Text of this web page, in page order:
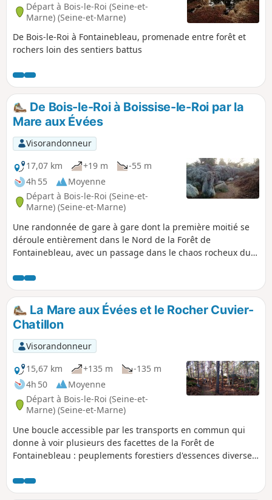
Départ à Bois-le-Roi (Seine-et-
Marne) (Seine-et-Marne)
De Bois-le-Roi à Fontainebleau, promenade entre forêt et
rochers loin des sentiers battus
De Bois-le-Roi à Boissise-le-Roi par la
Mare aux Évées
Visorandonneur
17,07 km
+19 m
-55 m
4h 55
Moyenne
Départ à Bois-le-Roi (Seine-et-
Marne) (Seine-et-Marne)
Une randonnée de gare à gare dont la première moitié se
déroule entièrement dans le Nord de la Forêt de
Fontainebleau, avec un passage dans le chaos rocheux du
Ensuite, le parcours, nettement plus urbain, traverse
quelques zones résidentielles. Il s'achève enfin sur le
chemin de halage de la Seine.
La Mare aux Évées et le Rocher Cuvier-
Chatillon
Visorandonneur
15,67 km
+135 m
-135 m
4h 50
Moyenne
Départ à Bois-le-Roi (Seine-et-
Marne) (Seine-et-Marne)
Une boucle accessible par les transports en commun qui
donne à voir plusieurs des facettes de la Forêt de
Fontainebleau : peuplements forestiers d'essences diverses,
de Chailly peut être l'occasion d'une agréable halte.